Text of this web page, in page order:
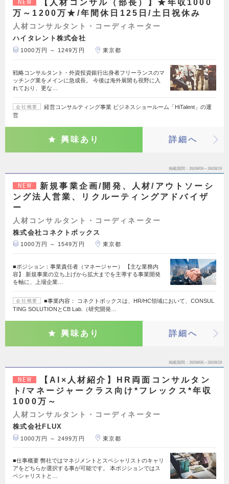
NEW
【人材コンサル（部長）】★年収1000
万～1200万★/年間休日125日/土日祝休み
人材コンサルタント・コーディネーター
ハイタレント株式会社
1000万円 ～ 1249万円 東京都
戦略コンサルタント・外資投資銀行出身者フリーランスのマ
ッチング業をメインに急成長。 今後は海外展開も視野に入
れており、更な…
会社概要
経営コンサルティング事業 ビジネスショールーム「HiTalent」の運
営
興味あり 詳細へ
掲載期間 26/08/06～26/08/19
NEW
新規事業企画/開発、人材/アウトソーシ
ング法人営業、リクルーティングアドバイザ
ー
人材コンサルタント・コーディネーター
株式会社コネクトボックス
1000万円 ～ 1549万円 東京都
■ポジション：事業責任者（マネージャー） 【主な業務内
容】 新規事業の立ち上げから拡大までを主導する事業開発
を軸に、上場企業…
会社概要
■事業内容： コネクトボックスは、HR/HC領域において、CONSUL
TING SOLUTIONとCB Lab.（研究開発…
興味あり 詳細へ
掲載期間 26/08/06～26/08/19
NEW
【AI×人材紹介】HR両面コンサルタン
ト/マネージャークラス向け*フレックス*年収
1000万～
人材コンサルタント・コーディネーター
株式会社FLUX
1000万円 ～ 2499万円 東京都
■仕事概要 弊社ではマネジメントとスペシャリストのキャリ
アをどちらか選択する事が可能です。 本ポジションではス
ペシャリストと…